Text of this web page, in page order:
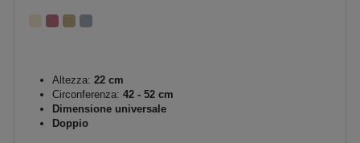
Altezza: 22 cm
Circonferenza: 42 - 52 cm
Dimensione universale
Doppio